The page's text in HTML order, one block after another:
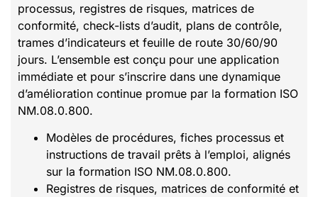
processus, registres de risques, matrices de
conformité, check-lists d’audit, plans de contrôle,
trames d’indicateurs et feuille de route 30/60/90
jours. L’ensemble est conçu pour une application
immédiate et pour s’inscrire dans une dynamique
d’amélioration continue promue par la formation ISO
NM.08.0.800.
Modèles de procédures, fiches processus et
instructions de travail prêts à l’emploi, alignés
sur la formation ISO NM.08.0.800.
Registres de risques, matrices de conformité et